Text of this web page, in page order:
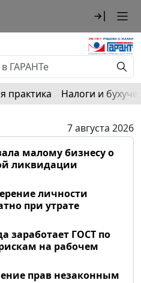
практика Налоги и
7 августа 2026
малому бизнесу о
ликвидации
личности
при утрате
заработает ГОСТ по
на рабочем
прав незаконным